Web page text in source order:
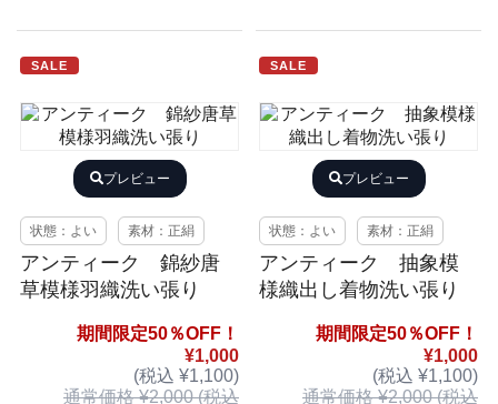
SALE
プレビュー
状態：よい 素材：正絹
アンティーク 錦紗唐
草模様羽織洗い張り
期間限定50％OFF！
¥1,000
(税込 ¥1,100)
通常価格 ¥2,000 (税込
SALE
プレビュー
状態：よい 素材：正絹
アンティーク 抽象模
様織出し着物洗い張り
期間限定50％OFF！
¥1,000
(税込 ¥1,100)
通常価格 ¥2,000 (税込